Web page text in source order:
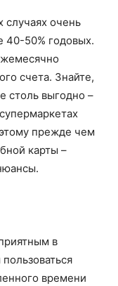
случаях очень
40-50% годовых.
счета. Знайте,
столь выгодно –
прежде чем
карты –
в
времени